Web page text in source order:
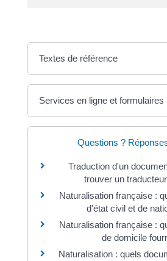
Textes de référence
Services en ligne et formulaires
Questions ?
Traduction d'un
trouver un
Naturalisation française :
d'état civil et de
Naturalisation française :
de domicile
Naturalisation : quels